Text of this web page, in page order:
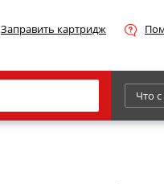
Заправить картридж
Что